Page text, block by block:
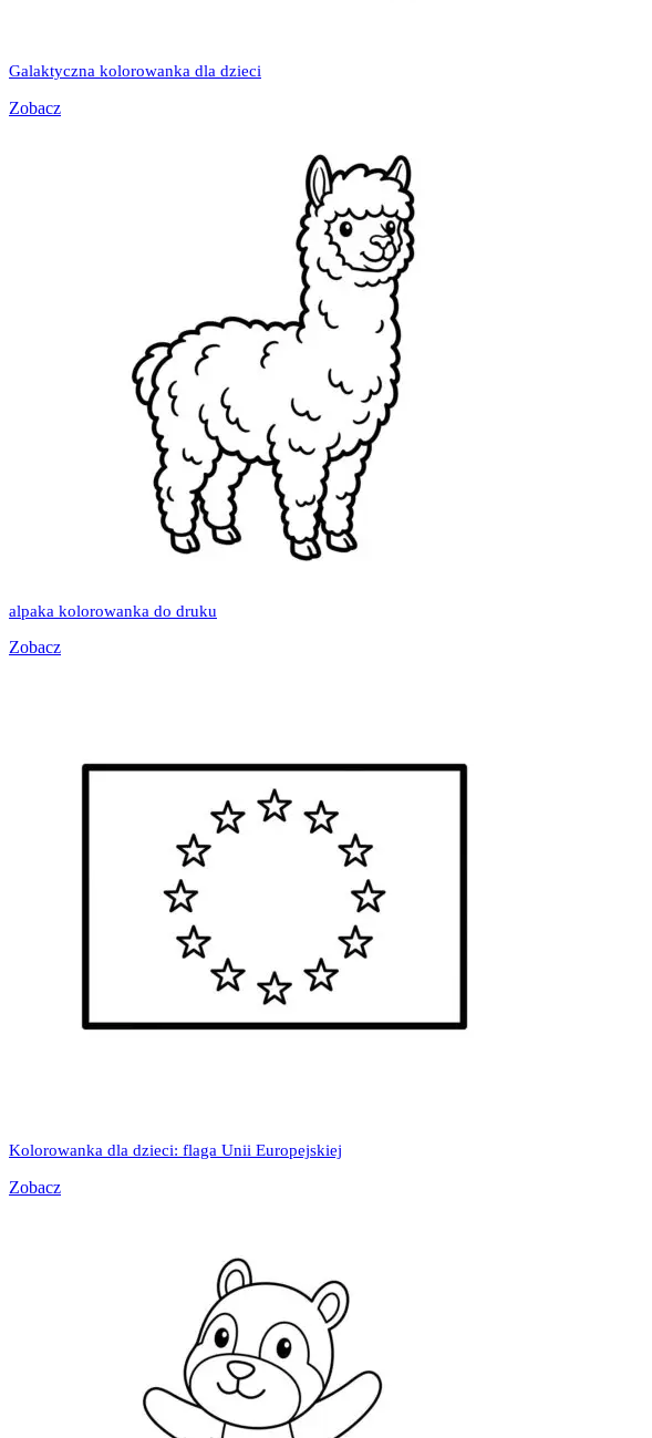
Galaktyczna kolorowanka dla dzieci
Zobacz
alpaka kolorowanka do druku
Zobacz
Kolorowanka dla dzieci: flaga Unii Europejskiej
Zobacz